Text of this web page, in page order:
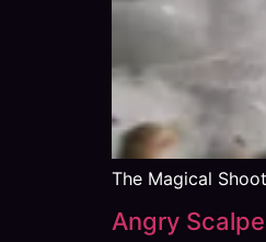
The Magical
Angry